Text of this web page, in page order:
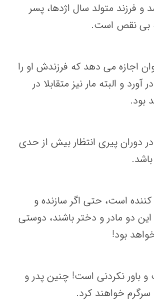
و فرزند متولد سال اژدها، پسر
بی نقص است.
اجازه می دهد که فرزندش او را
و البته مار نیز متقابلا در
بود.
در دوران پیری انتظار بیش از حدی
است، حتی اگر سازنده و
این دو مادر و دختر باشند، دوستی
بود!
باور نکردنی است! چنین پدر و
خواهند کرد.